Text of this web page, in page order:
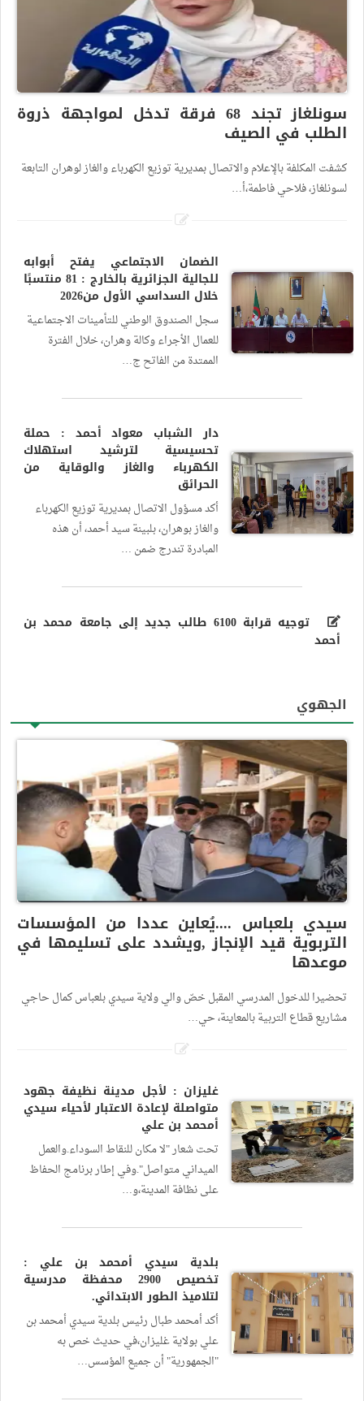
سونلغاز تجند 68 فرقة تدخل لمواجهة ذروة
الطلب في الصيف
كشفت المكلفة بالإعلام والاتصال بمديرية توزيع الكهرباء والغاز لوهران التابعة
لسونلغاز، فلاحي فاطمة،أ…
الضمان الاجتماعي يفتح أبوابه
للجالية الجزائرية بالخارج : 81 منتسبًا
خلال السداسي الأول من2026
سجل الصندوق الوطني للتأمينات الاجتماعية
للعمال الأجراء وكالة وهران، خلال الفترة
الممتدة من الفاتح ج…
دار الشباب معواد أحمد : حملة
تحسيسية لترشيد استهلاك
الكهرباء والغاز والوقاية من
الحرائق
أكد مسؤول الاتصال بمديرية توزيع الكهرباء
والغاز بوهران، بلبينة سيد أحمد، أن هذه
المبادرة تندرج ضمن …
توجيه قرابة 6100 طالب جديد إلى جامعة محمد بن
أحمد
الجهوي
سيدي بلعباس ....يُعاين عددا من المؤسسات
التربوية قيد الإنجاز ,ويشدد على تسليمها في
موعدها
تحضيرا للدخول المدرسي المقبل خصّ والي ولاية سيدي بلعباس كمال حاجي
مشاريع قطاع التربية بالمعاينة، حي…
غليزان : لأجل مدينة نظيفة جهود
متواصلة لإعادة الاعتبار لأحياء سيدي
أمحمد بن علي
تحت شعار "لا مكان للنقاط السوداء.والعمل
الميداني متواصل".وفي إطار برنامج الحفاظ
على نظافة المدينة،و…
بلدية سيدي أمحمد بن علي :
تخصيص 2900 محفظة مدرسية
لتلاميذ الطور الابتدائي.
أكد أمحمد طبال رئيس بلدية سيدي أمحمد بن
علي بولاية غليزان،في حديث خص به
"الجمهورية" أن جميع المؤسس…